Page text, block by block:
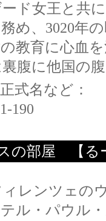
ド女王と共
め、3020年
教育に心血
腹に他国の
正式名など：
190
の部屋 【る
レンツェの
テル・パウル